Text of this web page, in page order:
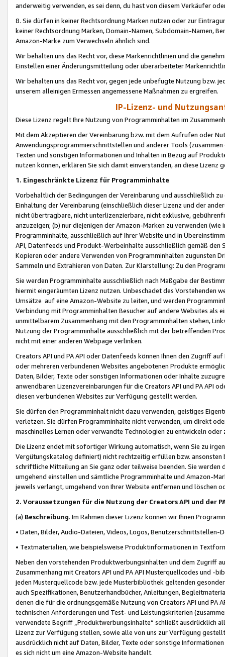
anderweitig verwenden, es sei denn, du hast von diesem Verkäufer
8. Sie dürfen in keiner Rechtsordnung Marken nutzen oder zur
keiner Rechtsordnung Marken, Domain-Namen, Subdomain-Namen,
Amazon-Marke zum Verwechseln ähnlich sind.
Wir behalten uns das Recht vor, diese Markenrichtlinien und die
Einstellen einer Änderungsmitteilung oder überarbeiteter
Wir behalten uns das Recht vor, gegen jede unbefugte Nutzung bzw.
unserem alleinigen Ermessen angemessene Maßnahmen zu ergreifen.
IP-Lizenz- und
Diese Lizenz regelt Ihre Nutzung von Programminhalten im
Mit dem Akzeptieren der Vereinbarung bzw. mit dem Aufrufen oder
Anwendungsprogrammierschnittstellen und anderer Tools (zusammen
Texten und sonstigen Informationen und Inhalten in Bezug auf
nutzen können, erklären Sie sich damit einverstanden, an diese Lizenz
1. Eingeschränkte Lizenz für Programminhalte
Vorbehaltlich der Bedingungen der Vereinbarung und ausschließlich
Einhaltung der Vereinbarung (einschließlich dieser Lizenz und der
nicht übertragbare, nicht unterlizenzierbare, nicht exklusive,
anzuzeigen; (b) nur diejenigen der Amazon-Marken zu verwenden
Programminhalte, ausschließlich auf Ihrer Website und in
API, Datenfeeds und Produkt-Werbeinhalte ausschließlich gemäß
Kopieren oder andere Verwenden von Programminhalten zugunsten
Sammeln und Extrahieren von Daten. Zur Klarstellung: Zu den
Sie werden Programminhalte ausschließlich nach Maßgabe der
hiermit eingeräumten Lizenz nutzen. Unbeschadet des Vorstehenden
Umsätze auf eine Amazon-Website zu leiten, und werden
Verbindung mit Programminhalten Besucher auf andere Websites als
unmittelbarem Zusammenhang mit den Programminhalten stehen,
Nutzung der Programminhalte ausschließlich mit der betreffenden
nicht mit einer anderen Webpage verlinken.
Creators API und PA API oder Datenfeeds können Ihnen den Zugriff
oder mehreren verbundenen Websites angebotenen Produkte
Daten, Bilder, Texte oder sonstigen Informationen oder Inhalte
anwendbaren Lizenzvereinbarungen für die Creators API und PA API
diesen verbundenen Websites zur Verfügung gestellt werden.
Sie dürfen den Programminhalt nicht dazu verwenden, geistiges
verletzen. Sie dürfen Programminhalte nicht verwenden, um direkt
maschinelles Lernen oder verwandte Technologien zu entwickeln
Die Lizenz endet mit sofortiger Wirkung automatisch, wenn Sie zu
Vergütungskatalog definiert) nicht rechtzeitig erfüllen bzw. ansonsten
schriftliche Mitteilung an Sie ganz oder teilweise beenden. Sie werden
umgehend einstellen und sämtliche Programminhalte und Amazon-
jeweils verlangt, umgehend von Ihrer Website entfernen und löschen
2. Voraussetzungen für die Nutzung der Creators API und der
(a) Beschreibung. Im Rahmen dieser Lizenz können wir Ihnen
• Daten, Bilder, Audio-Dateien, Videos, Logos, Benutzerschnittstellen-
• Textmaterialien, wie beispielsweise Produktinformationen in
Neben den vorstehenden Produktwerbungsinhalten und dem Zugriff
Zusammenhang mit Creators API und PA API Musterquellcodes und
jeden Musterquellcode bzw. jede Musterbibliothek geltenden
auch Spezifikationen, Benutzerhandbücher, Anleitungen,
denen die für die ordnungsgemäße Nutzung von Creators API und PA
technischen Anforderungen und Test- und Leistungskriterien
verwendete Begriff „Produktwerbungsinhalte“ schließt ausdrücklich
Lizenz zur Verfügung stellen, sowie alle von uns zur Verfügung
ausdrücklich nicht auf Daten, Bilder, Texte oder sonstige
es sich nicht um eine Amazon-Website handelt.